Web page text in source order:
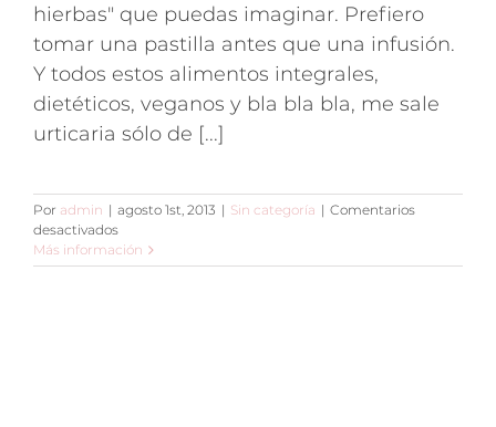
hierbas" que puedas imaginar. Prefiero
tomar una pastilla antes que una infusión.
Y todos estos alimentos integrales,
dietéticos, veganos y bla bla bla, me sale
urticaria sólo de [...]
Por admin | agosto 1st, 2013 | Sin categoría | Comentarios
desactivados
Mi
desayuno
Más información